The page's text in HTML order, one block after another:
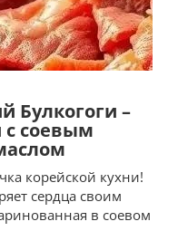
Булкогоги –
с соевым
корейской кухни!
сердца своим
в соевом